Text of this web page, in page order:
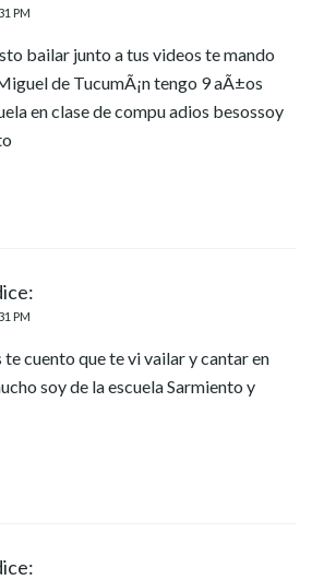
PM
bailar junto a tus videos te mando
de TucumÃ¡n tengo 9 aÃ±os
en clase de compu adios besossoy
PM
te cuento que te vi vailar y cantar en
soy de la escuela Sarmiento y